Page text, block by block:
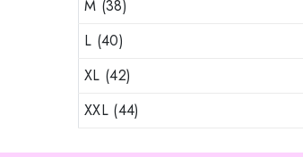
M (38)
L (40)
XL (42)
XXL (44)